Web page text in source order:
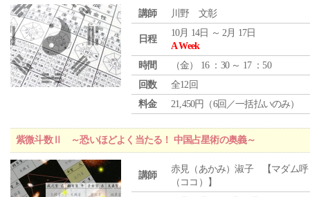
講師 川野 文彰
日程
10月 14日 ～ 2月 17日
A Week
時間
（金） 16 ：30 ～ 17 ：50
回数
全12回
料金
21,450円（6回／一括払いのみ）
紫微斗数Ⅱ ～恐いほどよく当たる！ 中国占星術の奥義～
講師
赤見（あかみ）淑子 【マダム呼
（ココ）】